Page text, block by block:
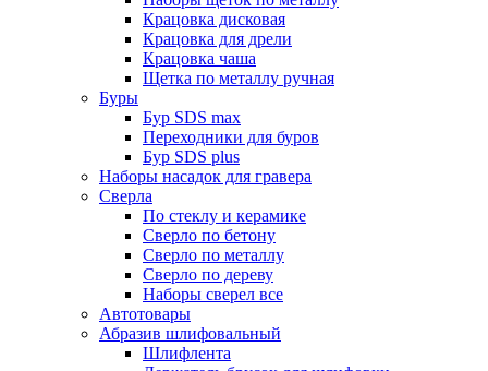
Крацовка дисковая
Крацовка для дрели
Крацовка чаша
Щетка по металлу ручная
Буры
Бур SDS max
Переходники для буров
Бур SDS plus
Наборы насадок для гравера
Сверла
По стеклу и керамике
Сверло по бетону
Сверло по металлу
Сверло по дереву
Наборы сверел все
Автотовары
Абразив шлифовальный
Шлифлента